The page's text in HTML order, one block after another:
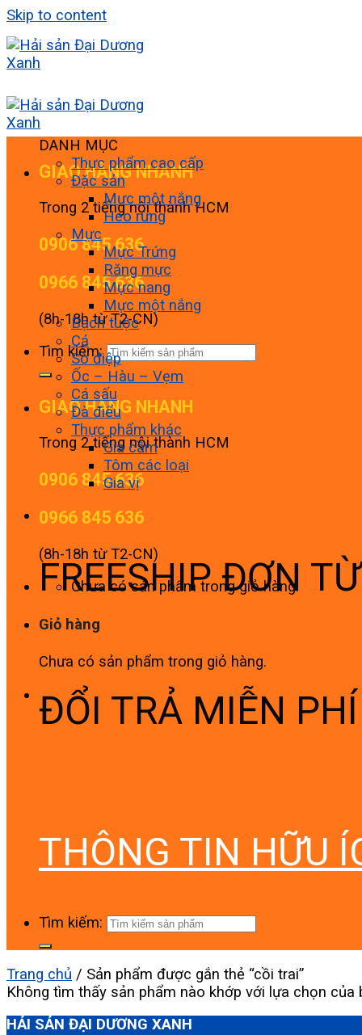
Skip to content
GIAO HÀNG NHANH
Trong 2 tiếng nội thành HCM
0906 845 636
0966 845 636
(8h-18h từ T2-CN)
Tìm kiếm:
GIAO HÀNG NHANH
Trong 2 tiếng nội thành HCM
0906 845 636
0966 845 636
(8h-18h từ T2-CN)
Chưa có sản phẩm trong giỏ hàng.
Giỏ hàng
Chưa có sản phẩm trong giỏ hàng.
DANH MỤC
Thực phẩm cao cấp
Đặc sản
Mực một nắng
Heo rừng
Mực
Mực Trứng
Răng mực
Mực nang
Mực một nắng
Bạch tuộc
Cá
Sò điệp
Ốc – Hàu – Vẹm
Cá sấu
Đà điểu
Thực phẩm khác
Gia cầm
Tôm các loại
Gia vị
FREESHIP ĐƠN
ĐỔI TRẢ MIỄN
THÔNG TIN HỮU
Tìm kiếm:
Trang chủ / Sản phẩm được gắn thẻ “cồi trai”
Không tìm thấy sản phẩm nào khớp với lựa chọn của
HẢI SẢN ĐẠI DƯƠNG XANH